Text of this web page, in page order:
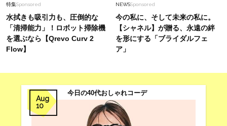
特集Sponsored
水拭きも吸引力も、圧倒的な
「清掃能力」！ロボット掃除機
を選ぶなら【Qrevo Curv 2
Flow】
NEWSSponsored
今の私に、そして未来の私に。
【シャネル】が贈る、永遠の絆
を形にする「ブライダルフェ
ア」
Aug
10
今日の40代おしゃれコーデ